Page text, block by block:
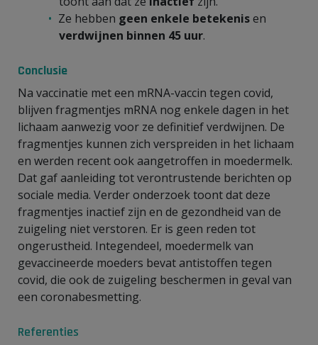
Ze hebben geen enkele betekenisen
verdwijnen binnen 45 uur.
Conclusie
Na vaccinatie met een mRNA-vaccin tegen covid,
blijven fragmentjes mRNA nog enkele dagen in het
lichaam aanwezig voor ze definitief verdwijnen. De
fragmentjes kunnen zich verspreiden in het lichaam
en werden recent ook aangetroffen in moedermelk.
Dat gaf aanleiding tot verontrustende berichten op
sociale media. Verder onderzoek toont dat deze
fragmentjes inactief zijn en de gezondheid van de
zuigeling niet verstoren. Er is geen reden tot
ongerustheid. Integendeel, moedermelk van
gevaccineerde moeders bevat antistoffen tegen
covid, die ook de zuigeling beschermen in geval van
een coronabesmetting.
Referenties